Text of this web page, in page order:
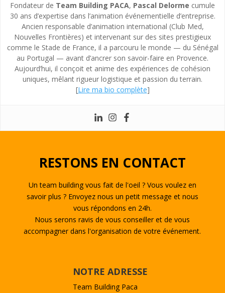
Fondateur de Team Building PACA, Pascal Delorme cumule
30 ans d’expertise dans l’animation événementielle d’entreprise.
Ancien responsable d’animation international (Club Med,
Nouvelles Frontières) et intervenant sur des sites prestigieux
comme le Stade de France, il a parcouru le monde — du Sénégal
au Portugal — avant d’ancrer son savoir-faire en Provence.
Aujourd’hui, il conçoit et anime des expériences de cohésion
uniques, mêlant rigueur logistique et passion du terrain.
[Lire ma bio complète]
RESTONS EN CONTACT
Un team building vous fait de l'oeil ? Vous voulez en
savoir plus ? Envoyez nous un petit message et nous
vous répondons en 24h.
Nous serons ravis de vous conseiller et de vous
accompagner dans l'organisation de votre événement.
NOTRE ADRESSE
Team Building Paca